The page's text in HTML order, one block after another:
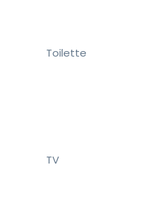
Toilette
TV